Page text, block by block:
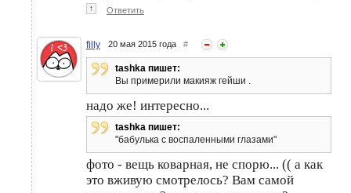
↑ Ответить
filly 20 мая 2015 года #
tashka пишет:
Вы примерили макияж гейши .
надо же! интересно...
tashka пишет:
"бабулька с воспаленными глазами"
фото - вещь коварная, не спорю... (( а как
это вживую смотрелось? Вам самой